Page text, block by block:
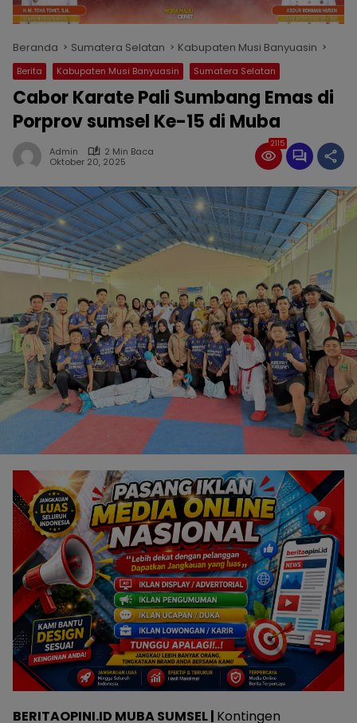
Beranda Sumatera Selatan Kabupaten Musi Banyuasin
Berita Kabupaten Musi Banyuasin Sumatera Selatan
Cabor Karate Pali Sumbang Emas di
Porprov sumsel Ke-15 di Muba
Admin
2 Min Baca
Oktober 20, 2025
2115
BERITAOPINI.ID MUBA SUMSEL | Kontingen